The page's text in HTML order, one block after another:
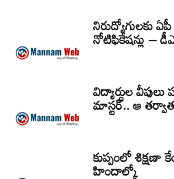
నిరుద్యోగులకు
నోటిఫికేషన్లు –
విద్యార్ధుల
మాస్టర్.. ఆ
కుప్పంలో శిక్షణా
హిందాల్కో